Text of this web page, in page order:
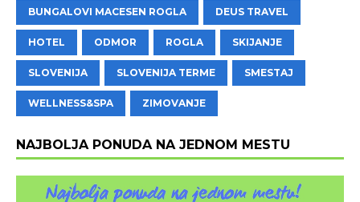
BUNGALOVI MACESEN ROGLA DEUS TRAVEL
HOTEL ODMOR ROGLA SKIJANJE
SLOVENIJA SLOVENIJA TERME SMESTAJ
WELLNESS&SPA ZIMOVANJE
NAJBOLJA PONUDA NA JEDNOM MESTU